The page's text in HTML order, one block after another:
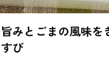
みとごまの風味
び